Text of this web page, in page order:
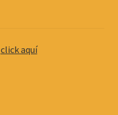
click aquí